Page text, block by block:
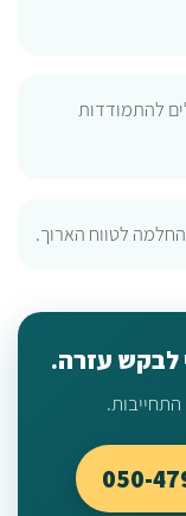
להתמודדות
לטווח הארוך.
לבקש עזרה.